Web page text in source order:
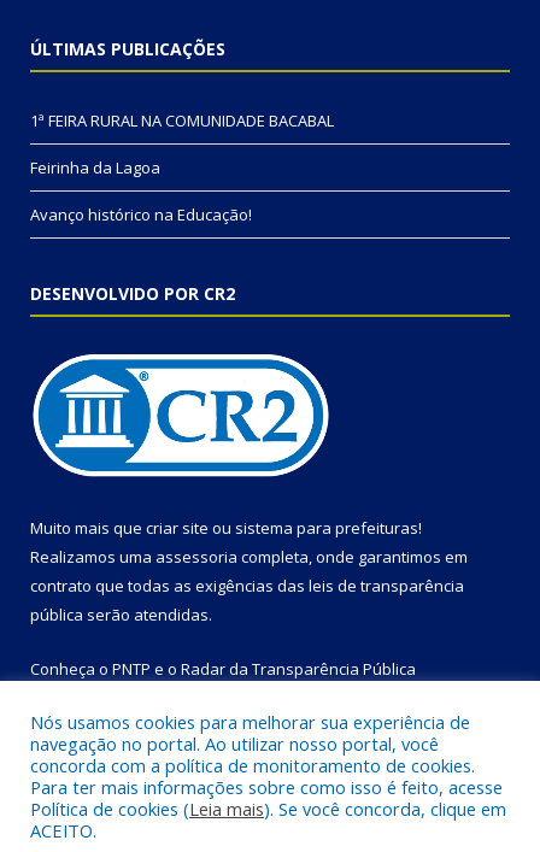
ÚLTIMAS PUBLICAÇÕES
1ª FEIRA RURAL NA COMUNIDADE BACABAL
Feirinha da Lagoa
Avanço histórico na Educação!
DESENVOLVIDO POR CR2
Muito mais que criar site ou sistema para prefeituras!
Realizamos uma assessoria completa, onde garantimos em
contrato que todas as exigências das leis de transparência
pública serão atendidas.
Conheça o PNTP e o Radar da Transparência Pública
Todos os direitos reservados a Prefeitura Municipal de Bom
Jesus do Tocantins.
Nós usamos cookies para melhorar sua experiência de
navegação no portal. Ao utilizar nosso portal, você
concorda com a política de monitoramento de cookies.
Para ter mais informações sobre como isso é feito, acesse
Política de cookies (Leia mais). Se você concorda, clique em
ACEITO.